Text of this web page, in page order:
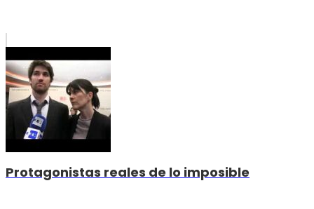
Protagonistas reales de lo imposible